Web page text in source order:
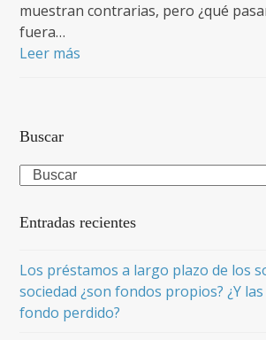
muestran contrarias, pero ¿qué
fuera…
Leer más
Buscar
Search
Entradas recientes
Los préstamos a largo plazo de los
sociedad ¿son fondos propios? ¿Y
fondo perdido?